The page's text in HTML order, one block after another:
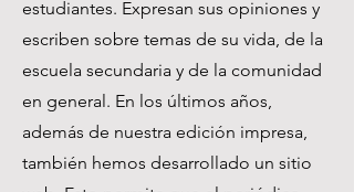
estudiantes. Expresan sus opiniones y
escriben sobre temas de su vida, de la
escuela secundaria y de la comunidad
en general. En los últimos años,
además de nuestra edición impresa,
también hemos desarrollado un sitio